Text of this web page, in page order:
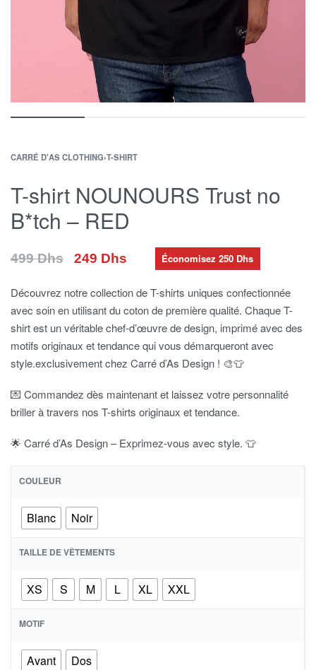
CARRÉ D'AS CLOTHING›T-SHIRT
T-shirt NOUNOURS Trust no
B*tch – RED
499Dhs 249 Dhs Économisez 250 Dhs
Découvrez notre collection de T-shirts uniques confectionnée
avec soin en utilisant du coton de première qualité. Chaque T-
shirt est un véritable chef-d’œuvre de design, imprimé avec des
motifs originaux et tendance qui vous démarqueront avec
style.exclusivement chez Carré d’As Design ! 🎨👕
💌 Commandez dès maintenant et laissez votre personnalité
briller à travers nos T-shirts originaux et tendance.
🌟 Carré d’As Design – Exprimez-vous avec style. 👕
COULEUR
Blanc Noir
TAILLE DE VÊTEMENTS
XS S M L XL XXL
MOTIF
Avant Dos